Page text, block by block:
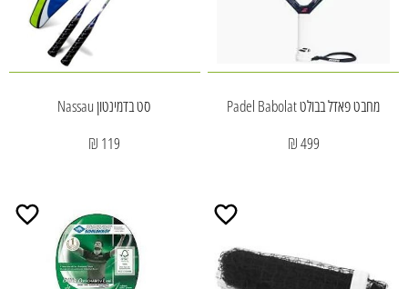
מחבט פאדל בבולט Padel Babolat
499 ₪
סט בדמינטון Nassau
119 ₪